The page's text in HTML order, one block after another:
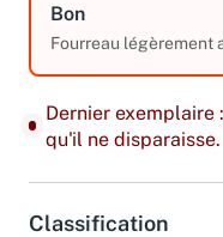
Bon
Fourreau légèrement
Dernier exemplaire
qu'il ne disparaisse.
Classification